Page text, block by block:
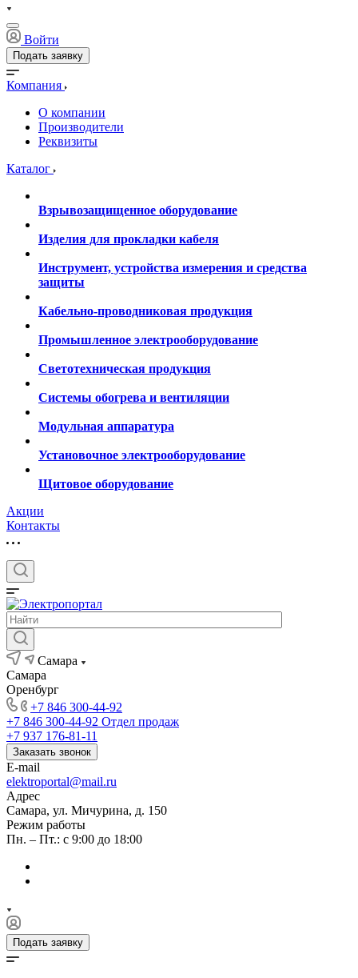
Войти
Подать заявку
Компания
О компании
Производители
Реквизиты
Каталог
Взрывозащищенное оборудование
Изделия для прокладки кабеля
Инструмент, устройства измерения и средства
защиты
Кабельно-проводниковая продукция
Промышленное электрооборудование
Светотехническая продукция
Системы обогрева и вентиляции
Модульная аппаратура
Установочное электрооборудование
Щитовое оборудование
Акции
Контакты
Самара
Самара
Оренбург
+7 846 300-44-92
+7 846 300-44-92 Отдел продаж
+7 937 176-81-11
Заказать звонок
E-mail
elektroportal@mail.ru
Адрес
Самара, ул. Мичурина, д. 150
Режим работы
Пн. – Пт.: с 9:00 до 18:00
Подать заявку